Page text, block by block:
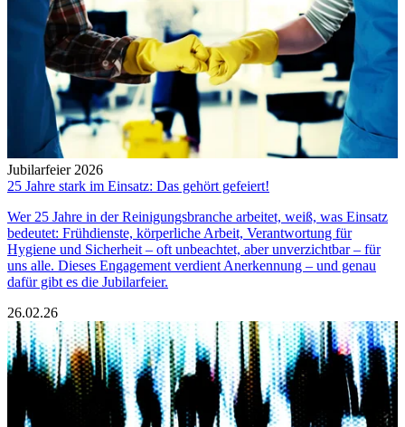
Jubilarfeier 2026
25 Jahre stark im Einsatz: Das gehört gefeiert!
Wer 25 Jahre in der Reinigungsbranche arbeitet, weiß, was Einsatz
bedeutet: Frühdienste, körperliche Arbeit, Verantwortung für
Hygiene und Sicherheit – oft unbeachtet, aber unverzichtbar – für
uns alle. Dieses Engagement verdient Anerkennung – und genau
dafür gibt es die Jubilarfeier.
26.02.26